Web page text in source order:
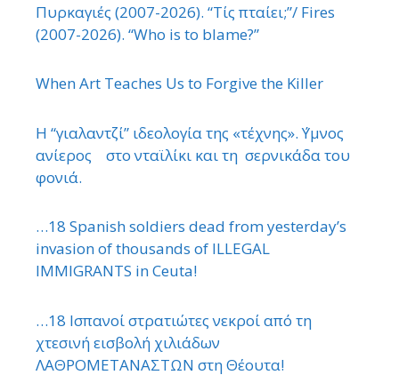
Πυρκαγιές (2007-2026). “Τίς πταίει;”/ Fires
(2007-2026). “Who is to blame?”
When Art Teaches Us to Forgive the Killer
Η “γιαλαντζί” ιδεολογία της «τέχνης». ΄Υμνος
ανίερος στο νταϊλίκι και τη σερνικάδα του
φονιά.
…18 Spanish soldiers dead from yesterday’s
invasion of thousands of ILLEGAL
IMMIGRANTS in Ceuta!
…18 Ισπανοί στρατιώτες νεκροί από τη
χτεσινή εισβολή χιλιάδων
ΛΑΘΡΟΜΕΤΑΝΑΣΤΩΝ στη Θέουτα!